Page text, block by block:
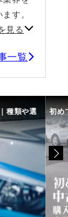
す。
見る
一覧
種類や選 初め